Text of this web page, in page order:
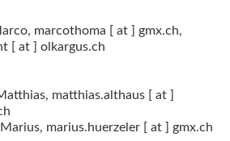
marcothoma [ at ] gmx.ch,
[ at ] olkargus.ch
matthias.althaus [ at ]
marius.huerzeler [ at ] gmx.ch